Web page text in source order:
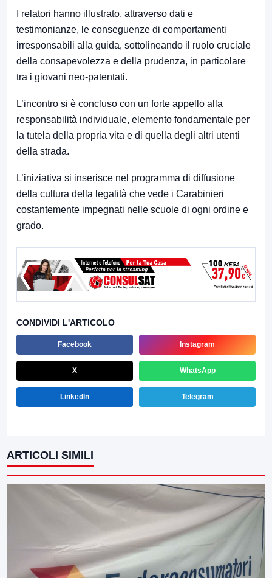
I relatori hanno illustrato, attraverso dati e
testimonianze, le conseguenze di comportamenti
irresponsabili alla guida, sottolineando il ruolo cruciale
della consapevolezza e della prudenza, in particolare
tra i giovani neo-patentati.
L’incontro si è concluso con un forte appello alla
responsabilità individuale, elemento fondamentale per
la tutela della propria vita e di quella degli altri utenti
della strada.
L’iniziativa si inserisce nel programma di diffusione
della cultura della legalità che vede i Carabinieri
costantemente impegnati nelle scuole di ogni ordine e
grado.
CONDIVIDI L'ARTICOLO
Facebook Instagram
X WhatsApp
LinkedIn Telegram
ARTICOLI SIMILI